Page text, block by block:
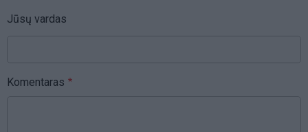
Jūsų vardas
Komentaras